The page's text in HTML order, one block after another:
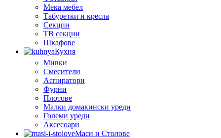
Мека мебел
Табуретки и кресла
Секции
ТВ секции
Шкафове
Кухня
Мивки
Смесители
Аспиратори
Фурни
Плотове
Малки домакински уреди
Големи уреди
Аксесоари
Маси и Столове